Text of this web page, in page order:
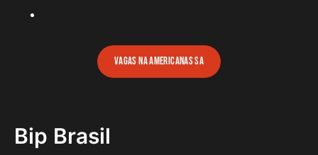
vagas na americanas sa
Bip Brasil